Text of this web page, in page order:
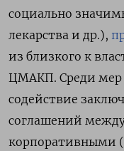
социально
лекарства и др.),
из близкого к
ЦМАКП. Среди мер
содействие
соглашений
корпоративными